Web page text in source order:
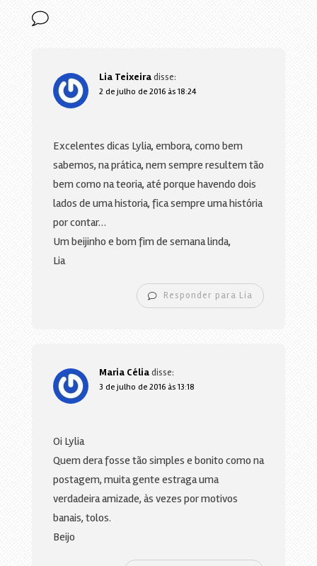
Lia Teixeiradisse:
2 de julho de 2016 às 18:24
Excelentes dicas Lylia, embora, como bem
sabemos, na prática, nem sempre resultem tão
bem como na teoria, até porque havendo dois
lados de uma historia, fica sempre uma história
por contar…
Um beijinho e bom fim de semana linda,
Lia
Responder para Lia
Maria Céliadisse:
3 de julho de 2016 às 13:18
Oi Lylia
Quem dera fosse tão simples e bonito como na
postagem, muita gente estraga uma
verdadeira amizade, às vezes por motivos
banais, tolos.
Beijo